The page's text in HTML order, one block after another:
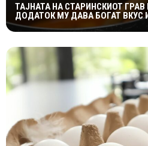
ТАЈНАТА НА СТАРИНСКИОТ
ДОДАТОК МУ ДАВА БОГАТ ВКУС